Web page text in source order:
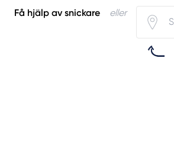
Få hjälp av snickare eller